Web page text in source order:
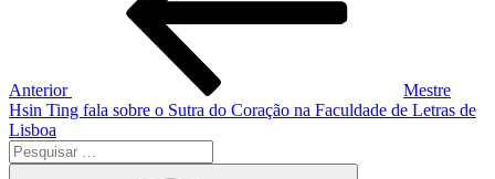
Anterior
Mestre
Hsin Ting fala sobre o Sutra do Coração na Faculdade de Letras de
Lisboa
Pesquisar
por: